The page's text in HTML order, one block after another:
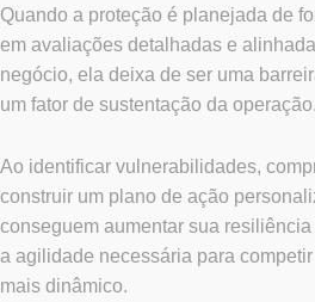
Quando a proteção é planejada de
em avaliações detalhadas e
negócio, ela deixa de ser uma
um fator de sustentação da operação.
Ao identificar vulnerabilidades,
construir um plano de ação
conseguem aumentar sua
a agilidade necessária para
mais dinâmico.